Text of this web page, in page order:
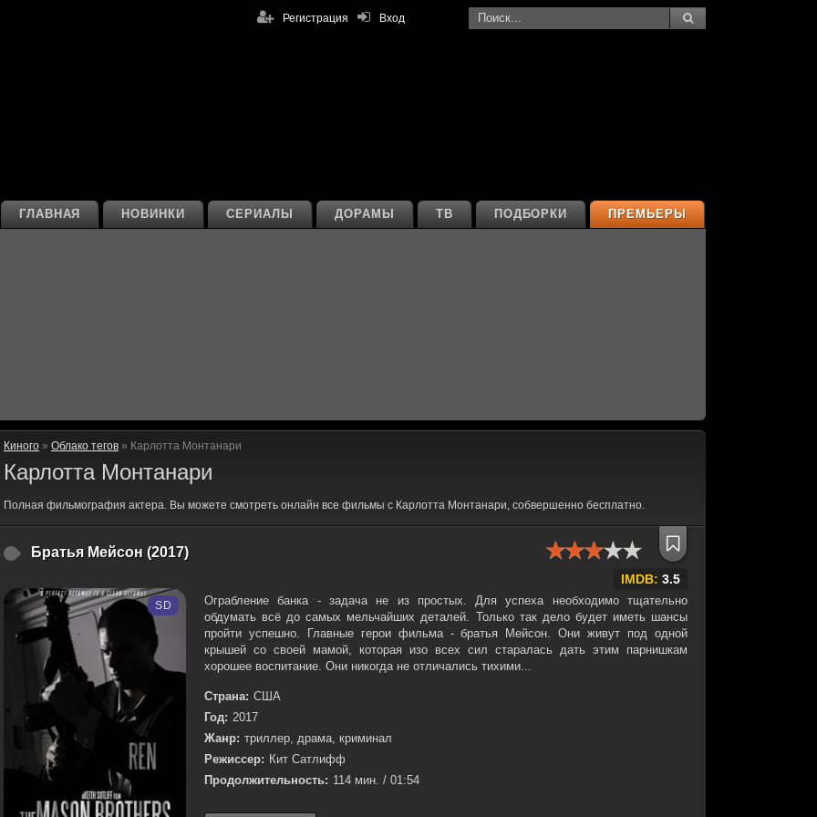
Вход
Регистрация
ПРЕМЬЕРЫ
ПОДБОРКИ
ТВ
ДОРАМЫ
СЕРИАЛЫ
НОВИНКИ
ГЛАВНАЯ
Киного » Облако тегов » Карлотта Монтанари
Карлотта Монтанари
Полная фильмография актера. Вы можете смотреть онлайн все фильмы с Карлотта Монтанари, собвершенно бесплатно.
Братья Мейсон (2017)
IMDB: 3.5
SD
Ограбление банка - задача не из простых. Для успеха необходимо тщательно
обдумать всё до самых мельчайших деталей. Только так дело будет иметь шансы
пройти успешно. Главные герои фильма - братья Мейсон. Они живут под одной
крышей со своей мамой, которая изо всех сил старалась дать этим парнишкам
хорошее воспитание. Они никогда не отличались тихими...
Страна: США
Год: 2017
Жанр: триллер, драма, криминал
Режиссер: Кит Сатлифф
Продолжительность: 114 мин. / 01:54